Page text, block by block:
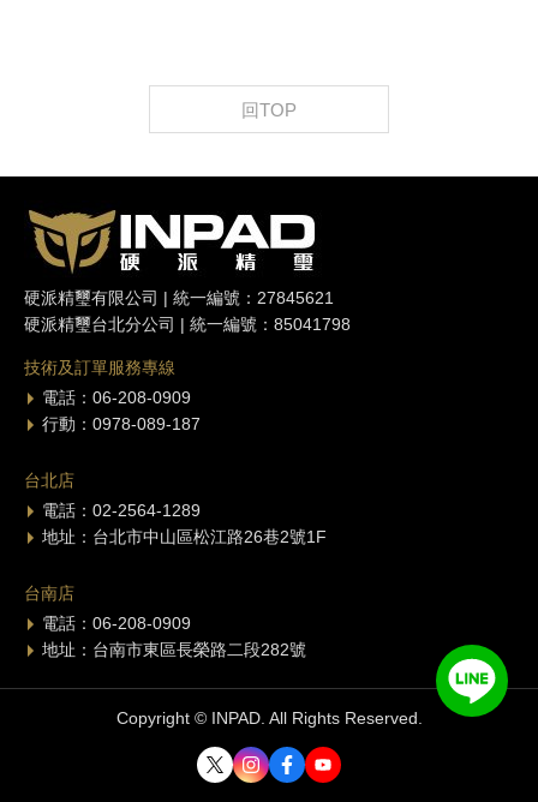
回TOP
硬派精璽有限公司 | 統一編號：27845621
硬派精璽台北分公司 | 統一編號：85041798
技術及訂單服務專線
電話：06-208-0909
行動：0978-089-187
台北店
電話：02-2564-1289
地址：台北市中山區松江路26巷2號1F
台南店
電話：06-208-0909
地址：台南市東區長榮路二段282號
Copyright © INPAD. All Rights Reserved.